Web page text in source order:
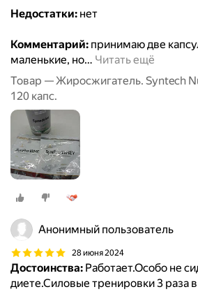
Недостатки: нет
Комментарий: принимаю две
маленькие, но… Читать ещё
Товар — Жиросжигатель. Syntech
120 капс.
Анонимный пользователь
28 июня 2024
Достоинства: Работает.Особо не
диете.Силовые тренировки 3 раза в